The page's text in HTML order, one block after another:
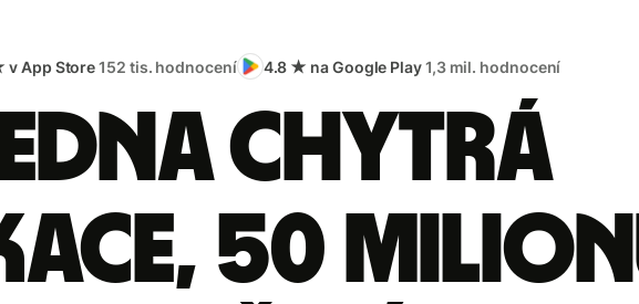
v App Store152 tis. hodnocení 4.8 ★ na Google Play1,3 mil. hodnocení
chytrá
50